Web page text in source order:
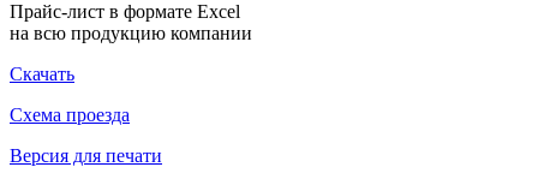
Прайс-лист в формате Excel
на всю продукцию компании
Скачать
Схема проезда
Версия для печати